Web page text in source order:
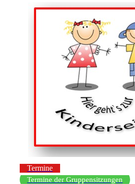
Termine
Termine der Gruppensitzungen